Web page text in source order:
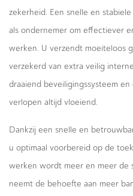
zekerheid. Een snelle en
als ondernemer om effectiever
werken. U verzendt moeiteloos
verzekerd van extra veilig
draaiend beveiligingssysteem
verlopen altijd vloeiend.
Dankzij een snelle en
u optimaal voorbereid op de
werken wordt meer en meer de
neemt de behoefte aan meer